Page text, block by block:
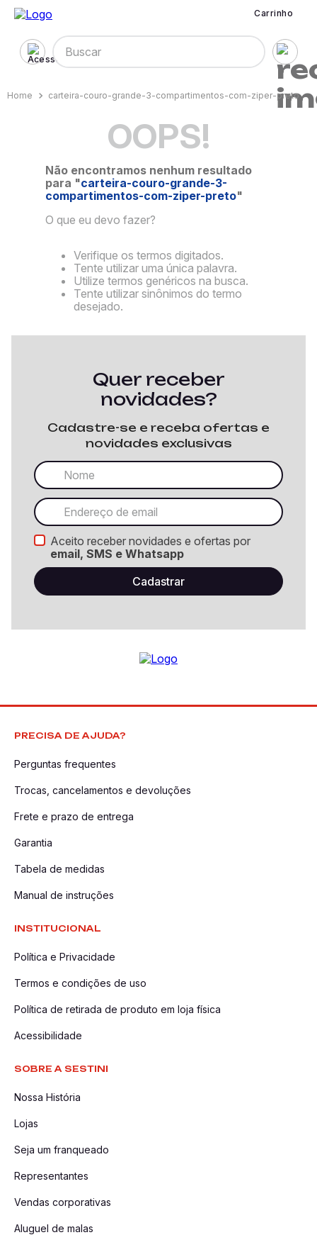
Carrinho
Buscar
carteira-couro-grande-3-compartimentos-com-ziper-preto
OOPS!
Não encontramos nenhum resultado
para "carteira-couro-grande-3-
compartimentos-com-ziper-preto"
O que eu devo fazer?
Verifique os termos digitados.
Tente utilizar uma única palavra.
Utilize termos genéricos na busca.
Tente utilizar sinônimos do termo
desejado.
Quer receber
novidades?
Cadastre-se e receba ofertas e
novidades exclusivas
Aceito receber novidades e ofertas por
email, SMS e Whatsapp
PRECISA DE AJUDA?
Perguntas frequentes
Trocas, cancelamentos e devoluções
Frete e prazo de entrega
Garantia
Tabela de medidas
Manual de instruções
INSTITUCIONAL
Política e Privacidade
Termos e condições de uso
Política de retirada de produto em loja física
Acessibilidade
SOBRE A SESTINI
Nossa História
Lojas
Seja um franqueado
Representantes
Vendas corporativas
Aluguel de malas